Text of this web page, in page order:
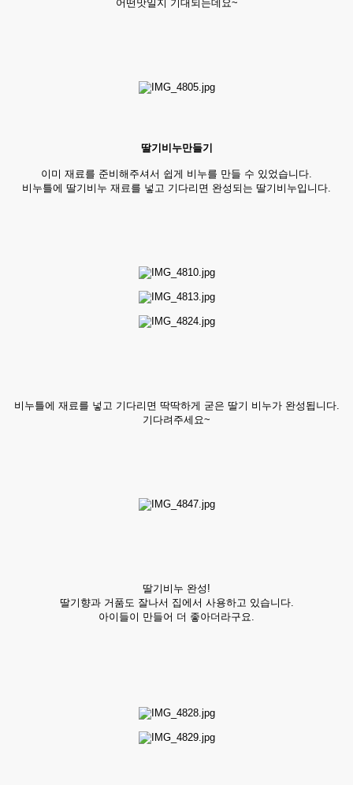
어떤맛일지 기대되는데요~
딸기비누만들기
이미 재료를 준비해주셔서 쉽게 비누를 만들 수 있었습니다.
비누틀에 딸기비누 재료를 넣고 기다리면 완성되는 딸기비누입니다.
비누틀에 재료를 넣고 기다리면 딱딱하게 굳은 딸기 비누가 완성됩니다.
기다려주세요~
딸기비누 완성!
딸기향과 거품도 잘나서 집에서 사용하고 있습니다.
아이들이 만들어 더 좋아더라구요.